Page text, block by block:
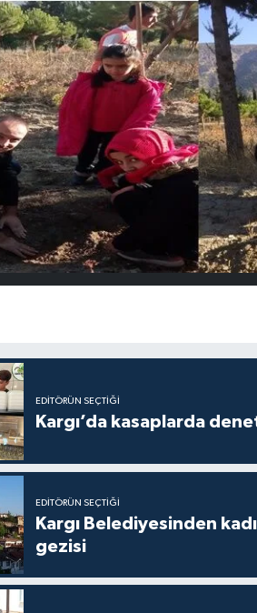
EDITÖRÜN SEÇTIĞI
Kargı’da kasaplarda
EDITÖRÜN SEÇTIĞI
Kargı Belediyesinden
gezisi